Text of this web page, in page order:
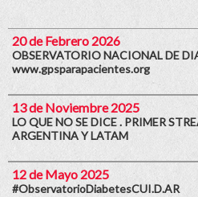
20 de Febrero 2026
OBSERVATORIO NACIONAL DE
www.gpsparapacientes.org
13 de Noviembre 2025
LO QUE NO SE DICE . PRIMER
ARGENTINA Y LATAM
12 de Mayo 2025
#ObservatorioDiabetesCUI.D.AR